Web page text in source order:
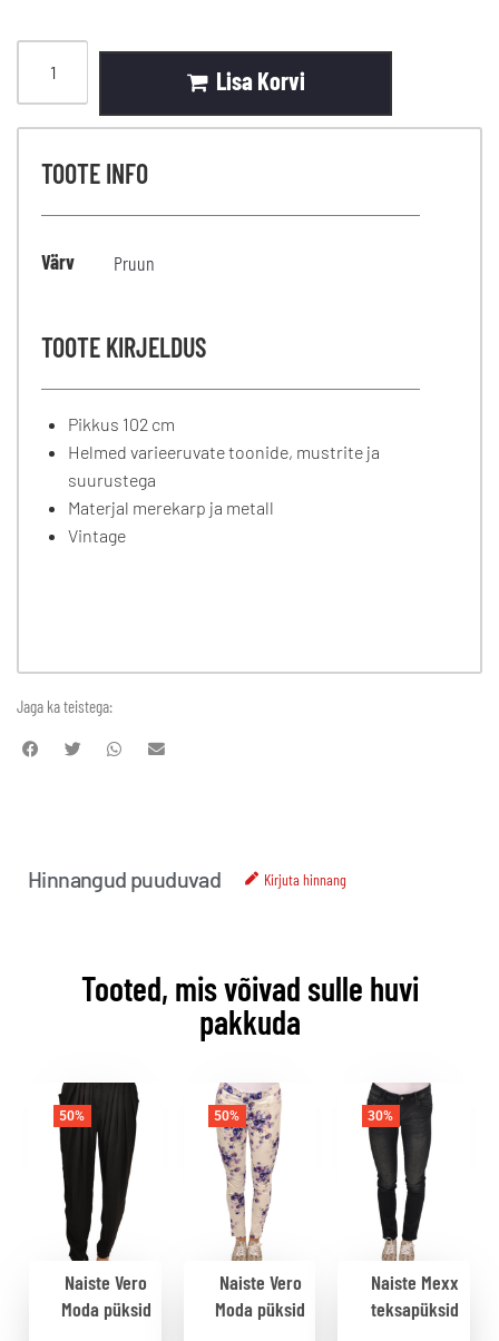
Lisa Korvi
TOOTE INFO
Värv Pruun
TOOTE KIRJELDUS
Pikkus 102 cm
Helmed varieeruvate toonide, mustrite ja
suurustega
Materjal merekarp ja metall
Vintage
Jaga ka teistega:
Hinnangud puuduvad Kirjuta hinnang
Tooted, mis võivad sulle huvi
pakkuda
50%
Naiste Vero
Moda püksid
50%
Naiste Vero
Moda püksid
30%
Naiste Mexx
teksapüksid